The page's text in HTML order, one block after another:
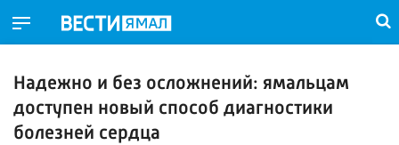
Надежно и без осложнений: ямальцам
доступен новый способ диагностики
болезней сердца